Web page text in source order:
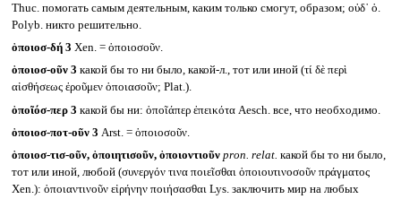
Thuc. помогать самым деятельным, каким только смогут, образом; οὐδ᾽ ὁ.
Polyb. никто решительно.
ὁποιοσ-δή 3 Xen. = ὁποιοσοῦν.
ὁποιοσ-οῦν 3 какой бы то ни было, какой-л., тот или иной (τί δὲ περὶ
αἰσθήσεως ἐροῦμεν ὁποιασοῦν; Plat.).
ὁποῖόσ-περ 3 какой бы ни: ὁποῖάπερ ἐπεικότα Aesch. все, что необходимо.
ὁποιοσ-ποτ-οῦν 3 Arst. = ὁποιοσοῦν.
ὁποιοσ-τισ-οῦν, ὁποιητισοῦν, ὁποιοντιοῦν pron. relat. какой бы то ни было,
тот или иной, любой (συνεργόν τινα ποιεῖσθαι ὁποιουτινοσοῦν πράγματος
Xen.): ὁποιαντινοῦν εἰρήνην ποιήσασθαι Lys. заключить мир на любых